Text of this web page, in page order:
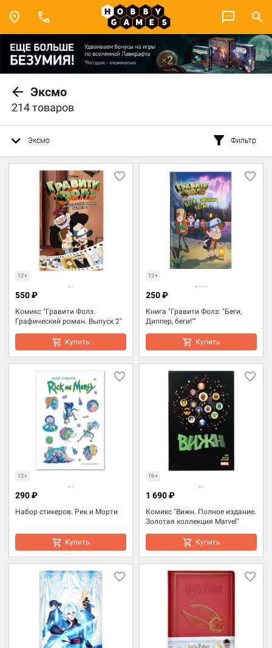
Эксмо
214 товаров
Эксмо Фильтр
12+
Комикс "Гравити Фолз.
Графический роман. Выпуск 2"
550 ₽
Купить
12+
Книга "Гравити Фолз: "Беги,
Диппер, беги!""
250 ₽
Купить
12+
Набор стикеров. Рик и Морти
290 ₽
Купить
16+
Комикс "Вижн. Полное издание.
Золотая коллекция Marvel"
1 690 ₽
Купить